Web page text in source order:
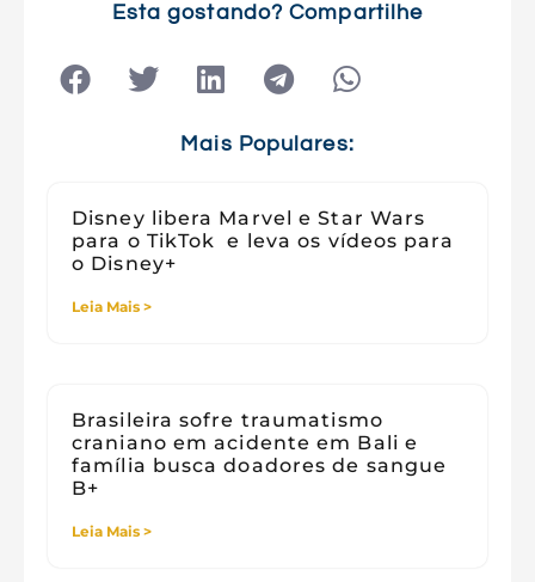
Tecnologia
Esta gostando? Compartilhe
Mais Populares:
Disney libera Marvel e Star Wars
para o TikTok e leva os vídeos para
o Disney+
Leia Mais >
Brasileira sofre traumatismo
craniano em acidente em Bali e
família busca doadores de sangue
B+
Leia Mais >